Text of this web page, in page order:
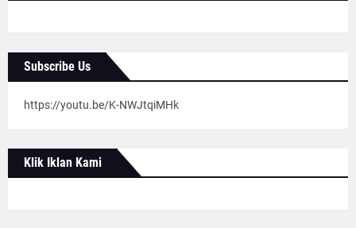
Subscribe Us
https://youtu.be/K-NWJtqiMHk
Klik Iklan Kami